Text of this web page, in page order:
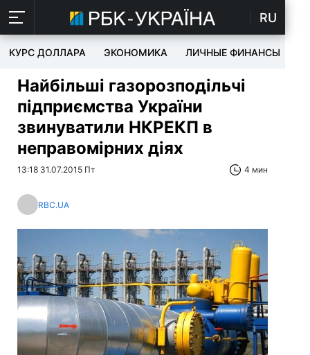
RU
КУРС ДОЛЛАРА ЭКОНОМИКА ЛИЧНЫЕ ФИНАНСЫ
Найбільші газорозподільчі
підприємства України
звинуватили НКРЕКП в
неправомірних діях
13:18 31.07.2015 Пт 4 мин
RBC.UA